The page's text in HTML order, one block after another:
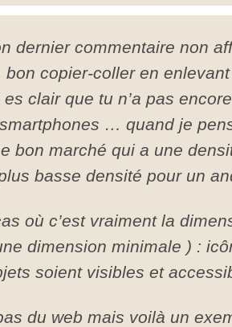
dernier commentaire non
copier-coller en
es clair que tu n’a pas
… quand je
bon marché qui a une
basse densité pour un
où c’est vraiment la
dimension minimale ) :
soient visibles et
du web mais voilà un